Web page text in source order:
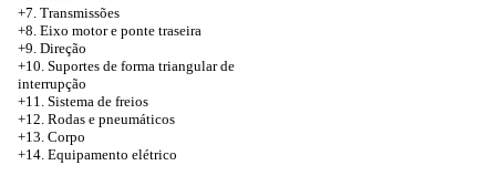
+7. Transmissões
+8. Eixo motor e ponte traseira
+9. Direção
+10. Suportes de forma triangular de
interrupção
+11. Sistema de freios
+12. Rodas e pneumáticos
+13. Corpo
+14. Equipamento elétrico